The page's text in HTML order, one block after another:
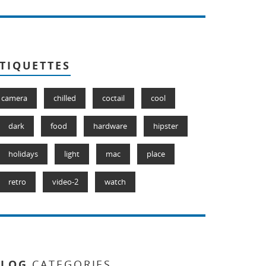
camera chilled coctail cool
dark food hardware hipster
holidays light mac place
retro video-2 watch